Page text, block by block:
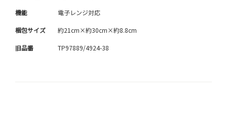
機能 電子レンジ対応
梱包サイズ 約21cm×約30cm×約8.8cm
旧品番 TP97889/4924-38